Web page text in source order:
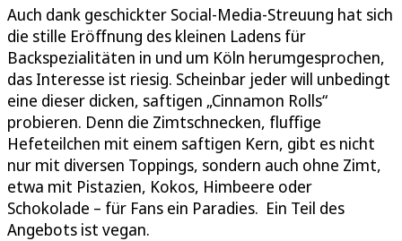
Auch dank geschickter Social-Media-Streuung hat sich
die stille Eröffnung des kleinen Ladens für
Backspezialitäten in und um Köln herumgesprochen,
das Interesse ist riesig. Scheinbar jeder will unbedingt
eine dieser dicken, saftigen „Cinnamon Rolls“
probieren. Denn die Zimtschnecken, fluffige
Hefeteilchen mit einem saftigen Kern, gibt es nicht
nur mit diversen Toppings, sondern auch ohne Zimt,
etwa mit Pistazien, Kokos, Himbeere oder
Schokolade – für Fans ein Paradies. Ein Teil des
Angebots ist vegan.